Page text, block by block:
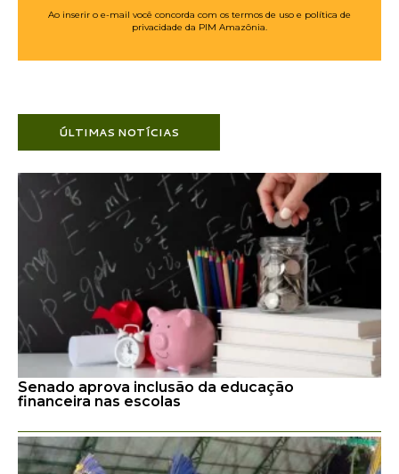
Ao inserir o e-mail você concorda com os termos de uso e política de
privacidade da PIM Amazônia.
ÚLTIMAS NOTÍCIAS
Senado aprova inclusão da educação
financeira nas escolas